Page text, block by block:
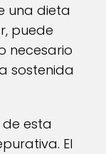
una dieta
puede
necesario
sostenida
esta
El